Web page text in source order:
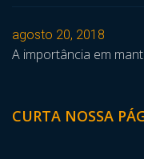
agosto 20, 2018
A importância em
CURTA NOSSA